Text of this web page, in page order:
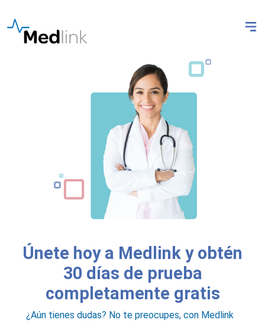
Únete hoy a Medlink y obtén
30 días de prueba
completamente gratis
¿Aún tienes dudas? No te preocupes, con Medlink